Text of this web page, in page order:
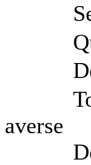
Ses
Que
De
averse
De